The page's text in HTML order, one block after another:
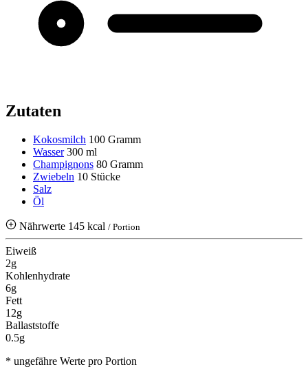
Zutaten
Kokosmilch 100 Gramm
Wasser 300 ml
Champignons 80 Gramm
Zwiebeln 10 Stücke
Salz
Öl
Nährwerte 145 kcal / Portion
Eiweiß
2g
Kohlenhydrate
6g
Fett
12g
Ballaststoffe
0.5g
* ungefähre Werte pro Portion